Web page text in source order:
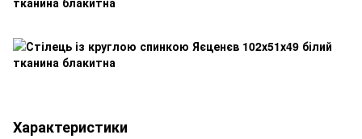
Характеристики